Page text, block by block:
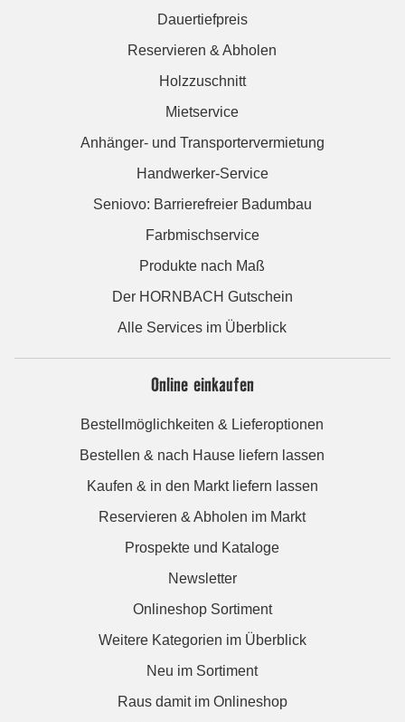
Dauertiefpreis
Reservieren & Abholen
Holzzuschnitt
Mietservice
Anhänger- und Transportervermietung
Handwerker-Service
Seniovo: Barrierefreier Badumbau
Farbmischservice
Produkte nach Maß
Der HORNBACH Gutschein
Alle Services im Überblick
Online einkaufen
Bestellmöglichkeiten & Lieferoptionen
Bestellen & nach Hause liefern lassen
Kaufen & in den Markt liefern lassen
Reservieren & Abholen im Markt
Prospekte und Kataloge
Newsletter
Onlineshop Sortiment
Weitere Kategorien im Überblick
Neu im Sortiment
Raus damit im Onlineshop